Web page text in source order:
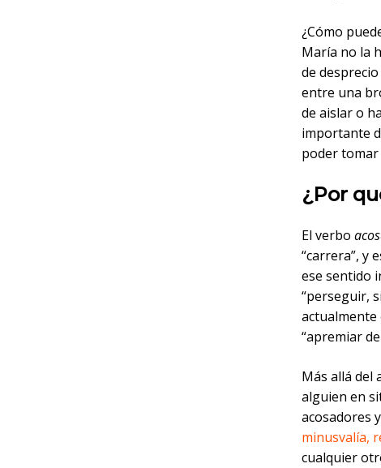
¿Cómo
María no la
de
entre una
de aislar o
importante
poder tomar
¿Por
El verbo
“carrera”, y
ese sentido
“perseguir,
actualmente
“apremiar
Más allá del
alguien en
acosadores
minusvalía,
cualquier